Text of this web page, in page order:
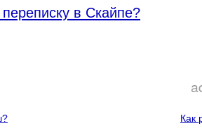
в Скайпе?
Как